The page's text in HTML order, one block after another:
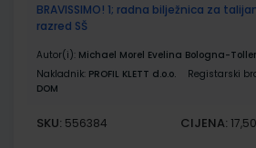
BRAVISSIMO! 1; radna bilježnica za
razred SŠ
Autor(i): Michael Morel Evelina Bologna-
Nakladnik: PROFIL KLETT d.o.o. Registarski
DOM
SKU: 556384 CIJENA: